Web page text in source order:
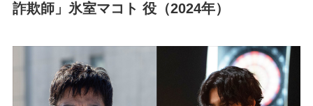
詐欺師」氷室マコト 役（2024年）